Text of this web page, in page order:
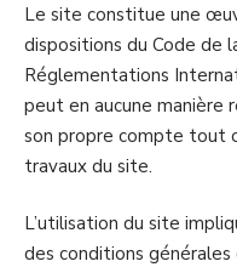
Le site constitue une
dispositions du Code
Réglementations
peut en aucune manière
son propre compte tout
travaux du site.
L’utilisation du site
des conditions générales